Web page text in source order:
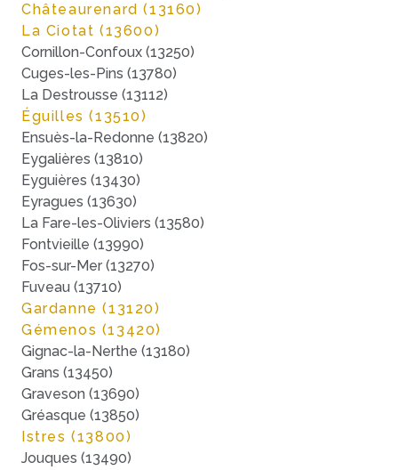
Châteaurenard (13160)
La Ciotat (13600)
Cornillon-Confoux (13250)
Cuges-les-Pins (13780)
La Destrousse (13112)
Éguilles (13510)
Ensuès-la-Redonne (13820)
Eygalières (13810)
Eyguières (13430)
Eyragues (13630)
La Fare-les-Oliviers (13580)
Fontvieille (13990)
Fos-sur-Mer (13270)
Fuveau (13710)
Gardanne (13120)
Gémenos (13420)
Gignac-la-Nerthe (13180)
Grans (13450)
Graveson (13690)
Gréasque (13850)
Istres (13800)
Jouques (13490)